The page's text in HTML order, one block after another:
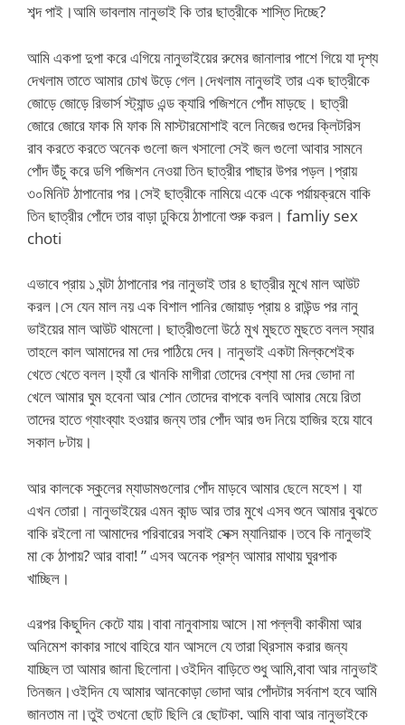
শব্দ পাই।আমি ভাবলাম নানুভাই কি তার ছাত্রীকে শাস্তি দিচ্ছে?
আমি একপা দুপা করে এগিয়ে নানুভাইয়ের রুমের জানালার পাশে গিয়ে যা দৃশ্য
দেখলাম তাতে আমার চোখ উড়ে গেল।দেখলাম নানুভাই তার এক ছাত্রীকে
জোড়ে জোড়ে রিভার্স স্ট্যান্ড এন্ড ক্যারি পজিশনে পোঁদ মাড়ছে। ছাত্রী
জোরে জোরে ফাক মি ফাক মি মাস্টারমোশাই বলে নিজের গুদের ক্লিটরিস
রাব করতে করতে অনেক গুলো জল খসালো সেই জল গুলো আবার সামনে
পোঁদ উঁচু করে ডগি পজিশন নেওয়া তিন ছাত্রীর পাছার উপর পড়ল।প্রায়
৩০মিনিট ঠাপানোর পর।সেই ছাত্রীকে নামিয়ে একে একে পর্য়ায়ক্রমে বাকি
তিন ছাত্রীর পোঁদে তার বাড়া ঢুকিয়ে ঠাপানো শুরু করল। famliy sex
choti
এভাবে প্রায় ১ ঘন্টা ঠাপানোর পর নানুভাই তার ৪ ছাত্রীর মুখে মাল আউট
করল।সে যেন মাল নয় এক বিশাল পানির জোয়াড় প্রায় ৪ রাউন্ড পর নানু
ভাইয়ের মাল আউট থামলো। ছাত্রীগুলো উঠে মুখ মুছতে মুছতে বলল স্যার
তাহলে কাল আমাদের মা দের পাঠিয়ে দেব। নানুভাই একটা মিল্কশেইক
খেতে খেতে বলল।হ্যাঁ রে খানকি মাগীরা তোদের বেশ্যা মা দের ভোদা না
খেলে আমার ঘুম হবেনা আর শোন তোদের বাপকে বলবি আমার মেয়ে রিতা
তাদের হাতে গ্যাংব্যাং হওয়ার জন্য তার পোঁদ আর গুদ নিয়ে হাজির হয়ে যাবে
সকাল ৮টায়।
আর কালকে স্কুলের ম্যাডামগুলোর পোঁদ মাড়বে আমার ছেলে মহেশ। যা
এখন তোরা। নানুভাইয়ের এমন কান্ড আর তার মুখে এসব শুনে আমার বুঝতে
বাকি রইলো না আমাদের পরিবারের সবাই সেক্স ম্যানিয়াক।তবে কি নানুভাই
মা কে ঠাপায়? আর বাবা! ” এসব অনেক প্রশ্ন আমার মাথায় ঘুরপাক
খাচ্ছিল।
এরপর কিছুদিন কেটে যায়।বাবা নানুবাসায় আসে।মা পল্লবী কাকীমা আর
অনিমেশ কাকার সাথে বাহিরে যান আসলে যে তারা থ্রিসাম করার জন্য
যাচ্ছিল তা আমার জানা ছিলোনা।ওইদিন বাড়িতে শুধু আমি,বাবা আর নানুভাই
তিনজন।ওইদিন যে আমার আনকোড়া ভোদা আর পোঁদটার সর্বনাশ হবে আমি
জানতাম না।তুই তখনো ছোট ছিলি রে ছোটকা. আমি বাবা আর নানুভাইকে